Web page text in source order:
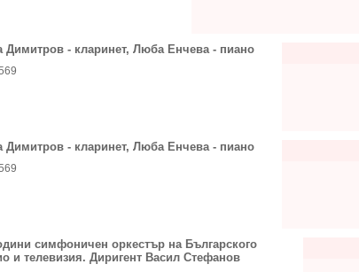
Димитров - кларинет, Люба Енчева - пиано
Димитров - кларинет, Люба Енчева - пиано
симфоничен оркестър на Българского
и телевизия. Диригент Васил Стефанов